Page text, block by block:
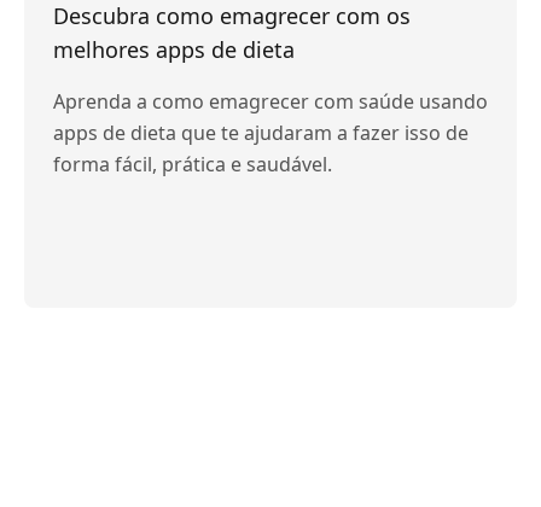
Descubra como emagrecer com os
melhores apps de dieta
Aprenda a como emagrecer com saúde usando
apps de dieta que te ajudaram a fazer isso de
forma fácil, prática e saudável.